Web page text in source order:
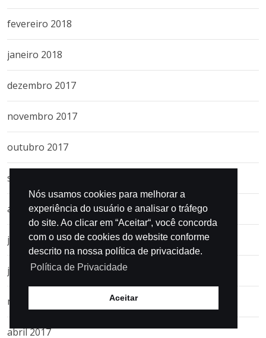
fevereiro 2018
janeiro 2018
dezembro 2017
novembro 2017
outubro 2017
setembro 2017
agosto 2017
julho 2017
junho 2017
maio 2017
abril 2017
Nós usamos cookies para melhorar a
experiência do usuário e analisar o tráfego
do site. Ao clicar em “Aceitar“, você concorda
com o uso de cookies do website conforme
descrito na nossa política de privacidade.
Política de Privacidade
Aceitar